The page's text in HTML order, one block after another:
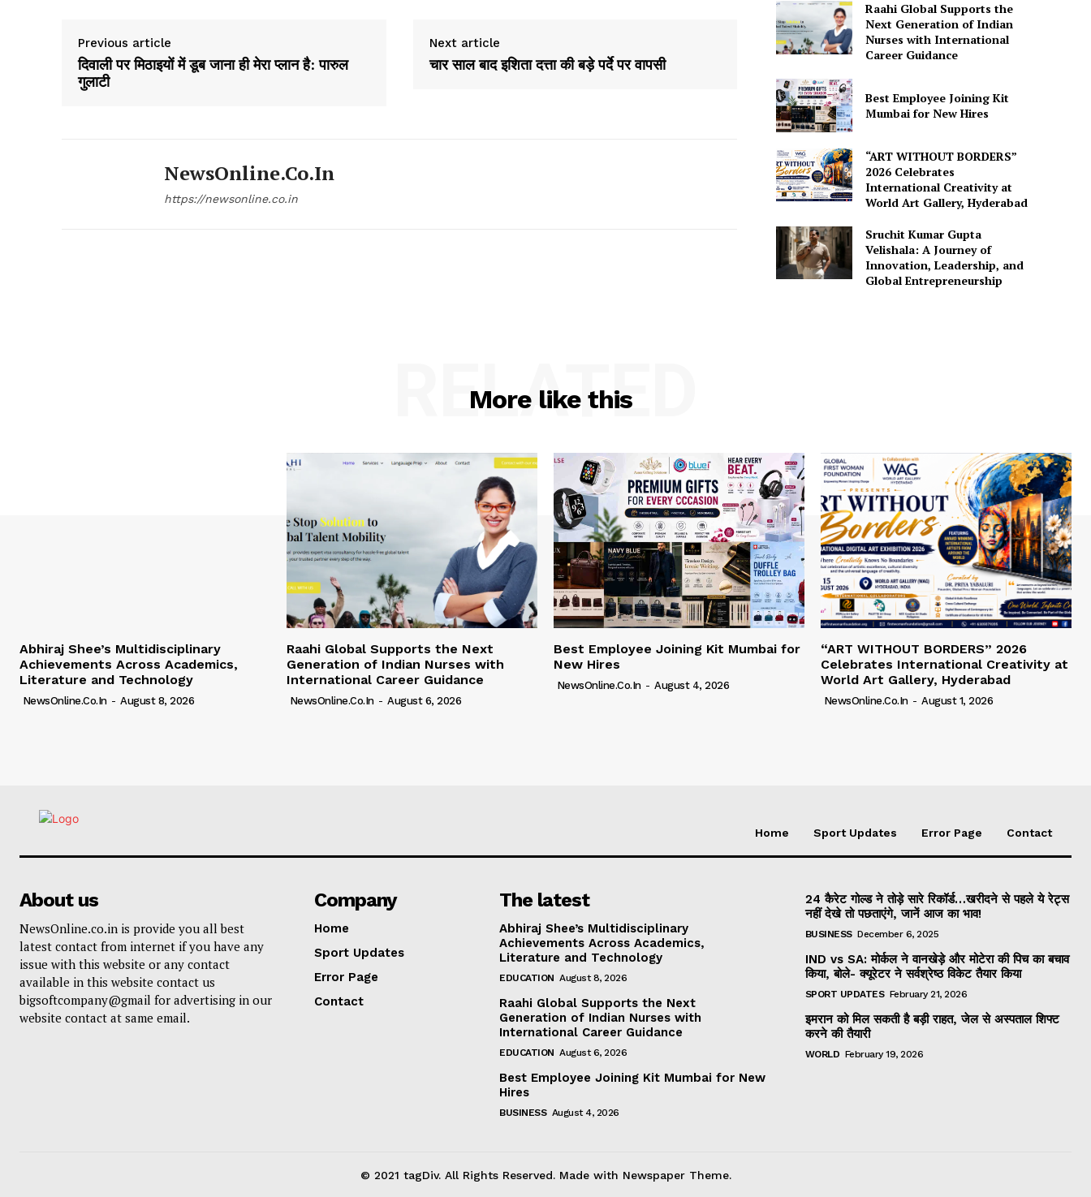
Previous article
दिवाली पर मिठाइयों में डूब जाना ही मेरा प्लान है: पारुल
गुलाटी
Next article
चार साल बाद इशिता दत्ता की बड़े पर्दे पर वापसी
NewsOnline.co.in
https://newsonline.co.in
Raahi Global Supports the
Next Generation of Indian
Nurses with International
Career Guidance
Best Employee Joining Kit
Mumbai for New Hires
“ART WITHOUT BORDERS”
2026 Celebrates
International Creativity at
World Art Gallery, Hyderabad
Sruchit Kumar Gupta
Velishala: A Journey of
Innovation, Leadership, and
Global Entrepreneurship
More like this
RELATED
Abhiraj Shee’s Multidisciplinary
Achievements Across Academics,
Literature and Technology
NewsOnline.co.in - August 8, 2026
Raahi Global Supports the Next
Generation of Indian Nurses with
International Career Guidance
NewsOnline.co.in - August 6, 2026
Best Employee Joining Kit Mumbai for
New Hires
NewsOnline.co.in - August 4, 2026
“ART WITHOUT BORDERS” 2026
Celebrates International Creativity at
World Art Gallery, Hyderabad
NewsOnline.co.in - August 1, 2026
Home Sport Updates Error Page Contact
About us
NewsOnline.co.in is provide you all best
latest contact from internet if you have any
issue with this website or any contact
available in this website contact us
bigsoftcompany@gmail for advertising in our
website contact at same email.
Company
Home
Sport Updates
Error Page
Contact
The latest
Abhiraj Shee’s Multidisciplinary
Achievements Across Academics,
Literature and Technology
EDUCATION August 8, 2026
Raahi Global Supports the Next
Generation of Indian Nurses with
International Career Guidance
EDUCATION August 6, 2026
Best Employee Joining Kit Mumbai for New
Hires
BUSINESS August 4, 2026
24 कैरेट गोल्ड ने तोड़े सारे रिकॉर्ड…खरीदने से पहले ये रेट्स
नहीं देखे तो पछताएंगे, जानें आज का भाव!
BUSINESS December 6, 2025
IND vs SA: मोर्कल ने वानखेड़े और मोटेरा की पिच का बचाव
किया, बोले- क्यूरेटर ने सर्वश्रेष्ठ विकेट तैयार किया
SPORT UPDATES February 21, 2026
इमरान को मिल सकती है बड़ी राहत, जेल से अस्पताल शिफ्ट
करने की तैयारी
WORLD February 19, 2026
© 2021 tagDiv. All Rights Reserved. Made with Newspaper Theme.